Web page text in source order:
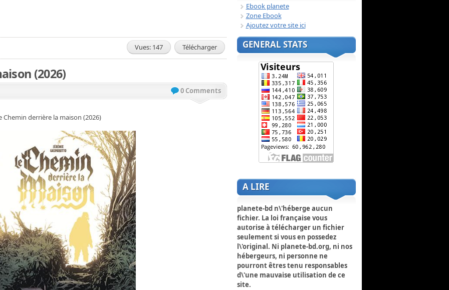
Vues: 147 Télécharger
(2026)
0 Comments
Chemin derrière la maison (2026)
Ebook planete
Zone Ebook
Ajoutez votre site ici
GENERAL STATS
A LIRE
planete-bd n\'héberge aucun
fichier. La loi française vous
autorise à télécharger un fichier
seulement si vous en possedez
l\'original. Ni planete-bd.org, ni nos
hébergeurs, ni personne ne
pourront êtres tenu responsables
d\'une mauvaise utilisation de ce
site.